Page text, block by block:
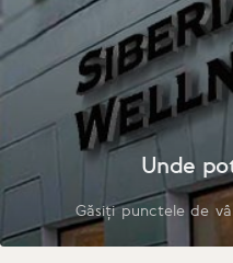
Unde
Găsiți punctele de